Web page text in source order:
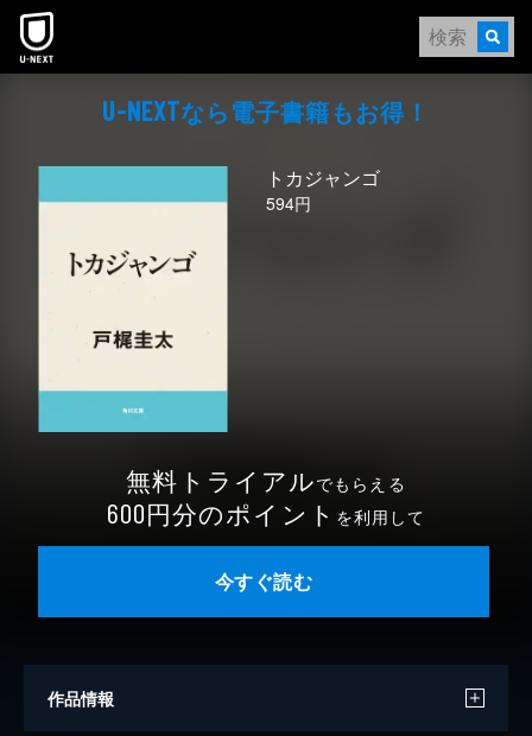
本文へスキップ
U-NEXTなら電⼦書籍もお得！
トカジャンゴ
594円
無料トライアルでもらえる
600円分のポイント を利用して
今すぐ読む
作品情報